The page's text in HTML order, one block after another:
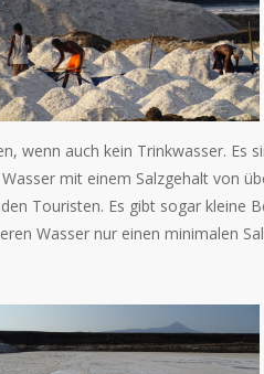
wenn auch kein Trinkwasser. Es
mit einem Salzgehalt von
Touristen. Es gibt sogar kleine
Wasser nur einen minimalen